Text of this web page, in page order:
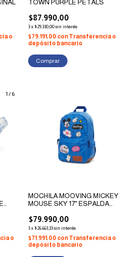
o
TOWN PURPLE PETALS
$87.990,00
3x$29.330,00sin interés
$79.191,00 con Transferencia o
depósito bancario
1 / 6
o
MOCHILA MOOVING MICKEY
MOUSE SKY 17" ESPALDA
$79.990,00
3x$26.663,33sin interés
$71.991,00 con Transferencia o
depósito bancario